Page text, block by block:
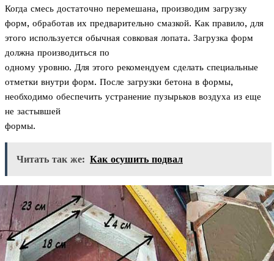
Когда смесь достаточно перемешана, производим загрузку
форм, обработав их предварительно смазкой. Как правило, для
этого используется обычная совковая лопата. Загрузка форм
должна производиться по
одному уровню. Для этого рекомендуем сделать специальные
отметки внутри форм. После загрузки бетона в формы,
необходимо обеспечить устранение пузырьков воздуха из еще
не застывшей
формы.
Читать так же: Как осушить подвал